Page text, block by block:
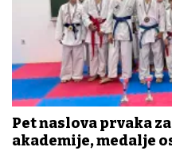
Pet naslova prvaka
akademije, medalje